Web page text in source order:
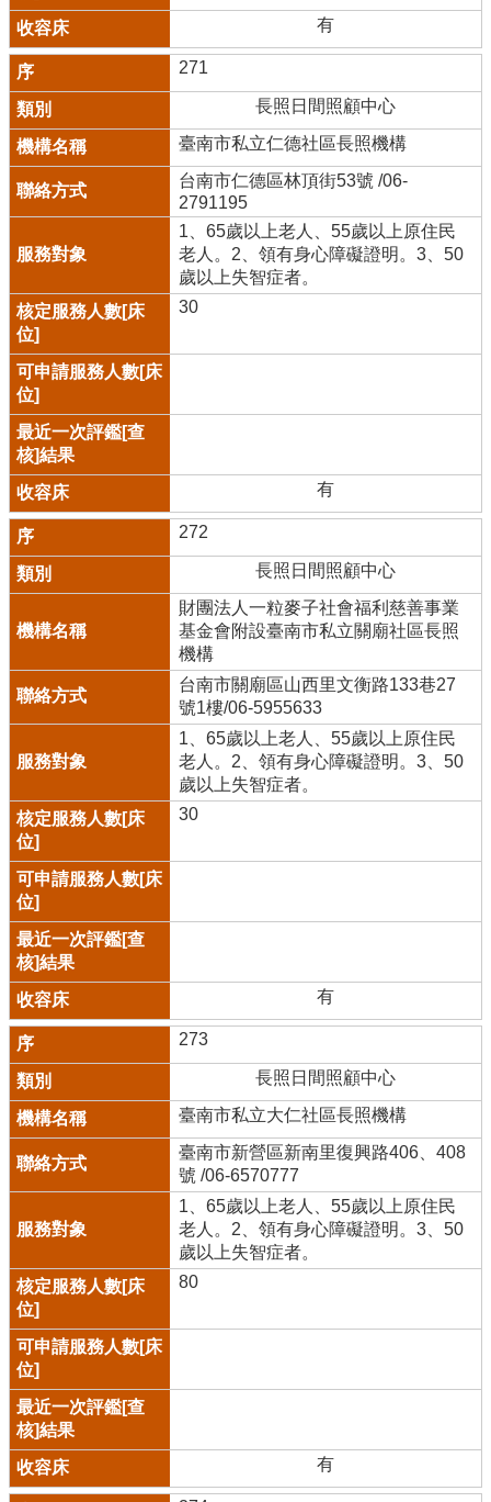
有
271
長照日間照顧中心
臺南市私立仁德社區長照機構
台南市仁德區林頂街53號 /06-
2791195
1、65歲以上老人、55歲以上原住民
老人。2、領有身心障礙證明。3、50
歲以上失智症者。
30
有
272
長照日間照顧中心
財團法人一粒麥子社會福利慈善事業
基金會附設臺南市私立關廟社區長照
機構
台南市關廟區山西里文衡路133巷27
號1樓/06-5955633
1、65歲以上老人、55歲以上原住民
老人。2、領有身心障礙證明。3、50
歲以上失智症者。
30
有
273
長照日間照顧中心
臺南市私立大仁社區長照機構
臺南市新營區新南里復興路406、408
號 /06-6570777
1、65歲以上老人、55歲以上原住民
老人。2、領有身心障礙證明。3、50
歲以上失智症者。
80
有